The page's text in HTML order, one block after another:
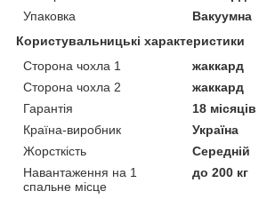
Упаковка
Вакуумна
Користувальницькі характеристики
Сторона чохла 1
жаккард
Сторона чохла 2
жаккард
Гарантія
18 місяців
Країна-виробник
Україна
Жорсткість
Середній
Навантаження на 1
спальне місце
до 200 кг